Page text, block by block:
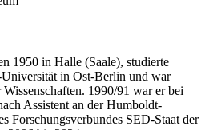
1950 in Halle (Saale), studierte
in Ost-Berlin und war
1990/91 war er bei
Assistent an der Humboldt-
Forschungsverbundes SED-Staat der